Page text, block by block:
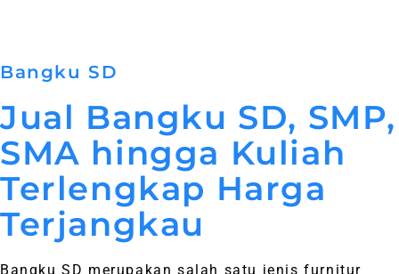
Bangku SD
Jual Bangku SD, SMP,
SMA hingga Kuliah
Terlengkap Harga
Terjangkau
Bangku SD merupakan salah satu jenis furnitur